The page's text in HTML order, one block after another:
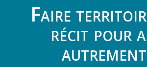
Faire
récit pour